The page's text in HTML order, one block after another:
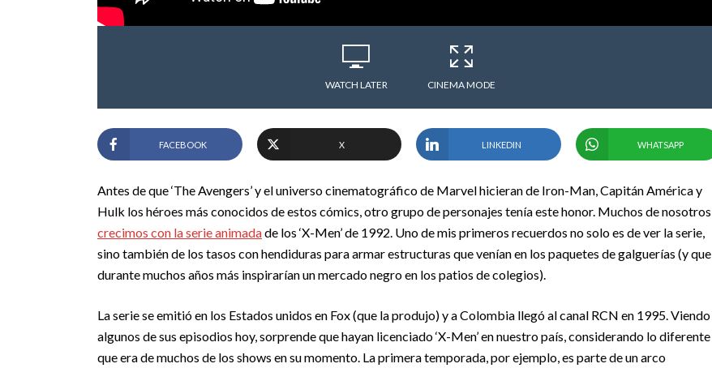
WATCH LATER CINEMA MODE
FACEBOOK X LINKEDIN WHATSAPP
Antes de que ‘The Avengers’ y el universo cinematográfico de Marvel hicieran de Iron-Man, Capitán América y
Hulk los héroes más conocidos de estos cómics, otro grupo de personajes tenía este honor. Muchos de nosotros
crecimos con la serie animadade los ‘X-Men’ de 1992. Uno de mis primeros recuerdos no solo es de ver la serie,
sino también de los tasos con hendiduras para armar estructuras que venían en los paquetes de galguerías (y que
durante muchos años más inspirarían un mercado negro en los patios de colegios).
La serie se emitió en los Estados unidos en Fox (que la produjo) y a Colombia llegó al canal RCN en 1995. Viendo
algunos de sus episodios hoy, sorprende que hayan licenciado ‘X-Men’ en nuestro país, considerando lo diferente
que era de muchos de los shows en su momento. La primera temporada, por ejemplo, es parte de un arco